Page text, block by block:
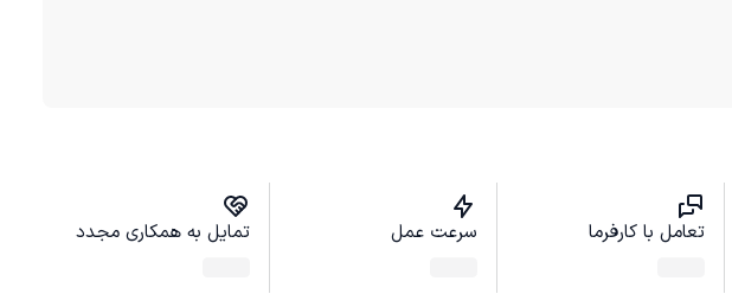
تعامل با کارفرما سرعت عمل تمایل به همکاری مجدد